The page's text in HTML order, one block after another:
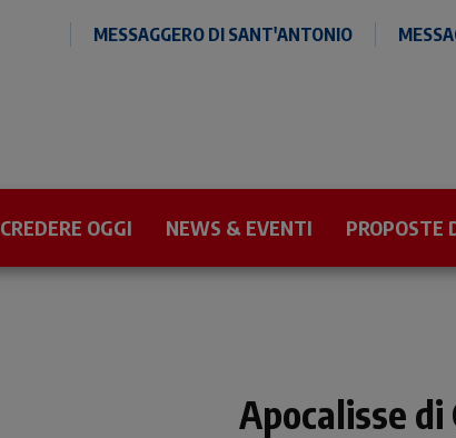
MESSAGGERO DI SANT'ANTONIO
CREDERE OGGI NEWS & EVENTI PROPOSTE
Apocalisse di